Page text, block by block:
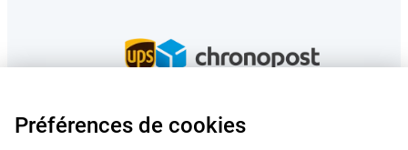
Préférences de cookies